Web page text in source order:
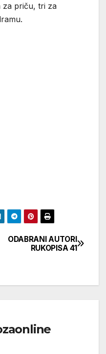
za priču, tri za
ODABRANI AUTORI
RUKOPISA 41